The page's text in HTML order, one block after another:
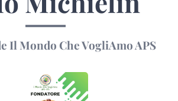
Il Mondo Che VogliAmo APS